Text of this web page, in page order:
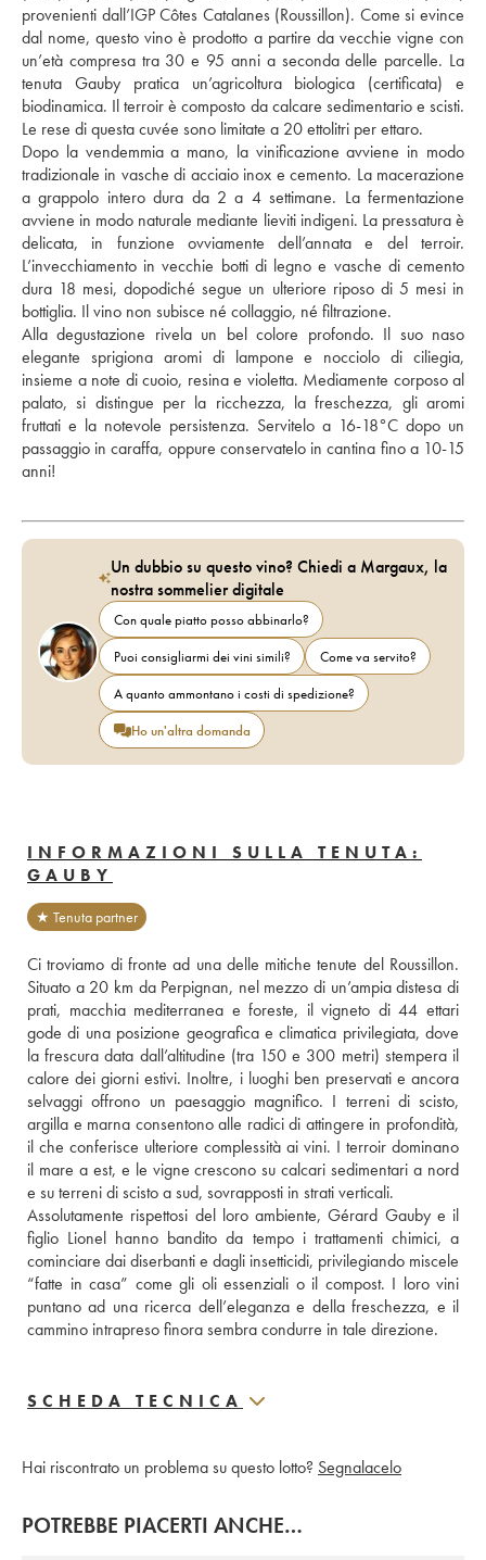
provenienti dall’IGP Côtes Catalanes (Roussillon). Come si evince
dal nome, questo vino è prodotto a partire da vecchie vigne con
un’età compresa tra 30 e 95 anni a seconda delle parcelle. La
tenuta Gauby pratica un’agricoltura biologica (certificata) e
biodinamica. Il terroir è composto da calcare sedimentario e scisti.
Le rese di questa cuvée sono limitate a 20 ettolitri per ettaro.
Dopo la vendemmia a mano, la vinificazione avviene in modo
tradizionale in vasche di acciaio inox e cemento. La macerazione
a grappolo intero dura da 2 a 4 settimane. La fermentazione
avviene in modo naturale mediante lieviti indigeni. La pressatura è
delicata, in funzione ovviamente dell’annata e del terroir.
L’invecchiamento in vecchie botti di legno e vasche di cemento
dura 18 mesi, dopodiché segue un ulteriore riposo di 5 mesi in
bottiglia. Il vino non subisce né collaggio, né filtrazione.
Alla degustazione rivela un bel colore profondo. Il suo naso
elegante sprigiona aromi di lampone e nocciolo di ciliegia,
insieme a note di cuoio, resina e violetta. Mediamente corposo al
palato, si distingue per la ricchezza, la freschezza, gli aromi
fruttati e la notevole persistenza. Servitelo a 16-18°C dopo un
passaggio in caraffa, oppure conservatelo in cantina fino a 10-15
anni!
Un dubbio su questo vino? Chiedi a Margaux, la
nostra sommelier digitale
Con quale piatto posso abbinarlo?
Puoi consigliarmi dei vini simili?
Come va servito?
A quanto ammontano i costi di spedizione?
Ho un'altra domanda
INFORMAZIONI SULLA TENUTA:
GAUBY
★ Tenuta partner
Ci troviamo di fronte ad una delle mitiche tenute del Roussillon.
Situato a 20 km da Perpignan, nel mezzo di un’ampia distesa di
prati, macchia mediterranea e foreste, il vigneto di 44 ettari
gode di una posizione geografica e climatica privilegiata, dove
la frescura data dall’altitudine (tra 150 e 300 metri) stempera il
calore dei giorni estivi. Inoltre, i luoghi ben preservati e ancora
selvaggi offrono un paesaggio magnifico. I terreni di scisto,
argilla e marna consentono alle radici di attingere in profondità,
il che conferisce ulteriore complessità ai vini. I terroir dominano
il mare a est, e le vigne crescono su calcari sedimentari a nord
e su terreni di scisto a sud, sovrapposti in strati verticali.
Assolutamente rispettosi del loro ambiente, Gérard Gauby e il
figlio Lionel hanno bandito da tempo i trattamenti chimici, a
cominciare dai diserbanti e dagli insetticidi, privilegiando miscele
“fatte in casa” come gli oli essenziali o il compost. I loro vini
puntano ad una ricerca dell’eleganza e della freschezza, e il
cammino intrapreso finora sembra condurre in tale direzione.
SCHEDA TECNICA
Hai riscontrato un problema su questo lotto? Segnalacelo
POTREBBE PIACERTI ANCHE…